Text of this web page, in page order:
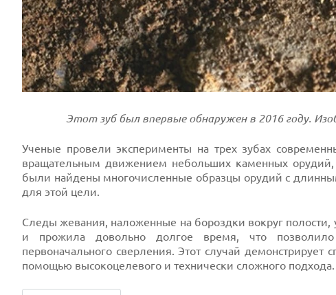
Этот зуб был впервые обнаружен в 2016 году.
Ученые провели эксперименты на трех зубах
вращательным движением небольших каменных
были найдены многочисленные образцы орудий с
для этой цели.
Следы жевания, наложенные на бороздки вокруг полости,
и прожила довольно долгое время, что позволило
первоначального сверления. Этот случай демонстрирует
помощью высокоцелевого и технически сложного подхода.